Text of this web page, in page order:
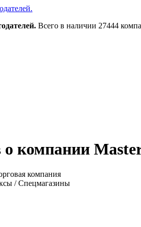
Всего в наличии 27444
компании
компания
/ Спецмагазины